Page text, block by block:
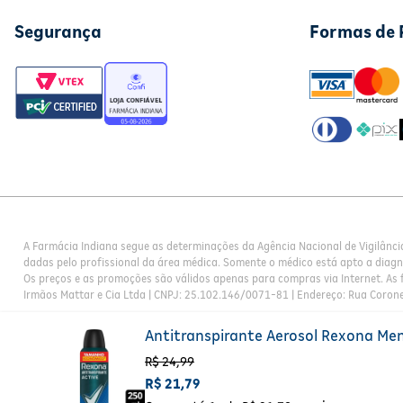
Antitranspirante Aerosol Rexona
R$24,99
R$ 21,79
Rexona não te abandona. *Não contém álcool etílico. **Quando
Segurança Formas de
A Farmácia Indiana segue as determinações da Agência Nacional de
dadas pelo profissional da área médica. Somente o médico está apto a
Os preços e as promoções são válidos apenas para compras via Internet.
Irmãos Mattar e Cia Ltda | CNPJ: 25.102.146/0071-81 | Endereço: Rua